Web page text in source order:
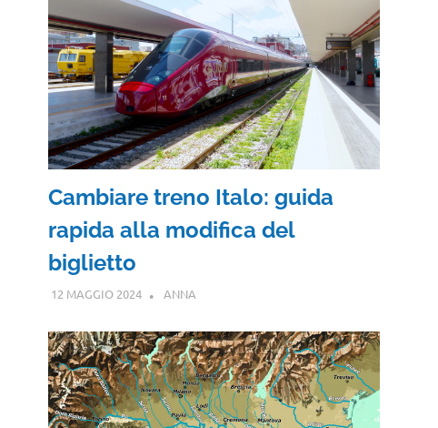
Cambiare treno Italo: guida
rapida alla modifica del
biglietto
12 MAGGIO 2024 ANNA